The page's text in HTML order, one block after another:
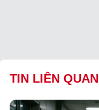
TIN LIÊN QUAN